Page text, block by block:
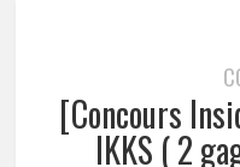
[Concours
IKKS ( 2